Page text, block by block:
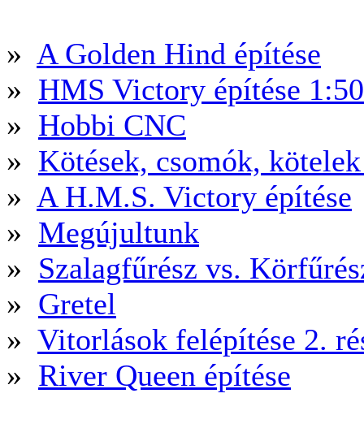
» A Golden Hind építése
» HMS Victory építése
» Hobbi CNC
» Kötések, csomók,
» A H.M.S. Victory építése
» Megújultunk
» Szalagfűrész vs.
» Gretel
» Vitorlások felépítése 2.
» River Queen építése